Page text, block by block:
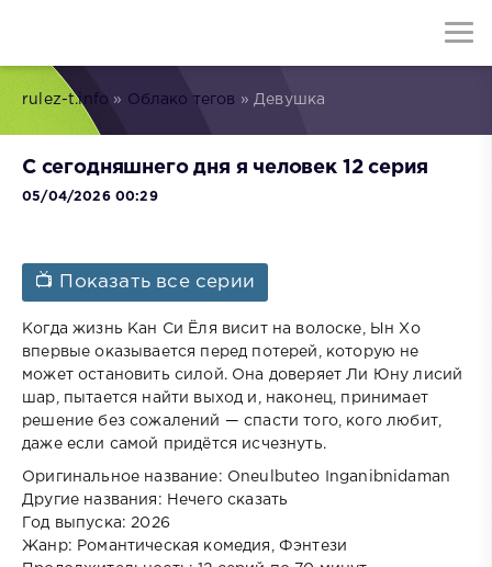
rulez-t.info » Облако тегов » Девушка
С сегодняшнего дня я человек 12 серия
05/04/2026 00:29
📺 Показать все серии
Когда жизнь Кан Си Ёля висит на волоске, Ын Хо
впервые оказывается перед потерей, которую не
может остановить силой. Она доверяет Ли Юну лисий
шар, пытается найти выход и, наконец, принимает
решение без сожалений — спасти того, кого любит,
даже если самой придётся исчезнуть.
Оригинальное название: Oneulbuteo Inganibnidaman
Другие названия: Нечего сказать
Год выпуска: 2026
Жанр: Романтическая комедия, Фэнтези